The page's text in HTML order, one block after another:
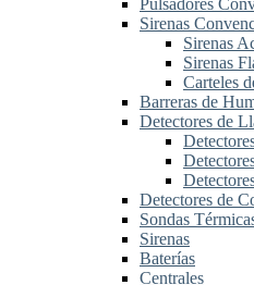
Pulsadores
Sirenas
Sirenas
Sirenas
Carteles
Barreras de
Detectores de
Detectores de
Sondas
Sirenas
Baterías
Centrales